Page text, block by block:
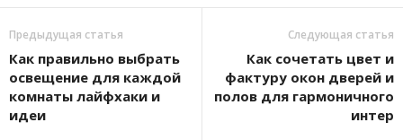
Предыдущая статья
Как правильно выбрать
освещение для каждой
комнаты лайфхаки и
идеи
Следующая статья
Как сочетать цвет и
фактуру окон дверей и
полов для гармоничного
интер